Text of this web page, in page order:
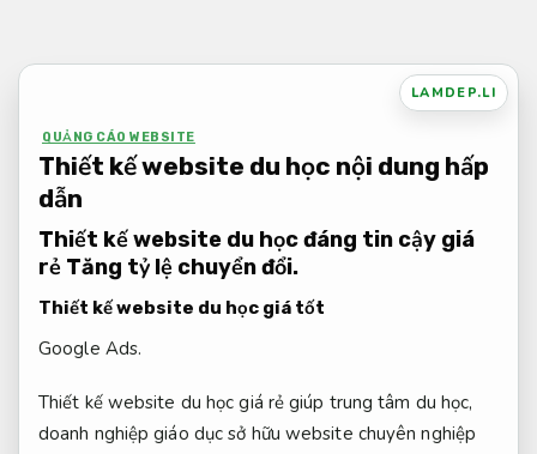
nội
LAMDEP.LI
QUẢNG CÁO WEBSITE
Thiết kế website du học nội dung hấp
dẫn
Thiết kế website du học đáng tin cậy giá
rẻ Tăng tỷ lệ chuyển đổi.
Thiết kế website du học giá tốt
Google Ads.
Thiết kế website du học giá rẻ giúp trung tâm du học,
doanh nghiệp giáo dục sở hữu website chuyên nghiệp